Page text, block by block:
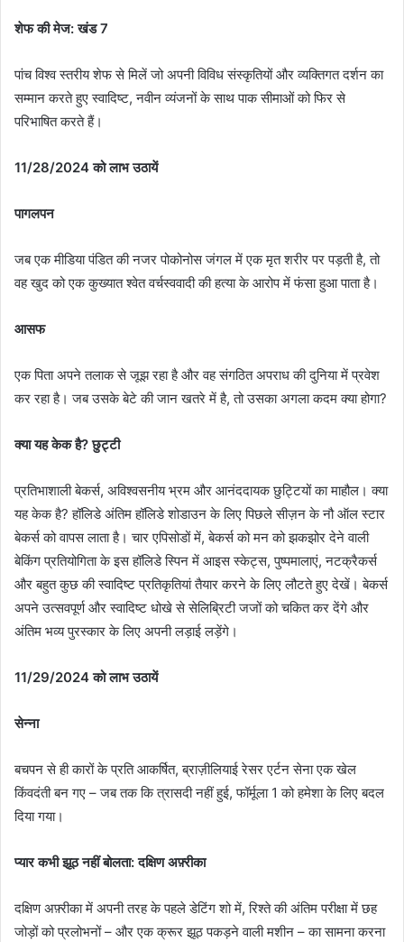
शेफ की मेज: खंड 7
पांच विश्व स्तरीय शेफ से मिलें जो अपनी विविध संस्कृतियों और व्यक्तिगत दर्शन का
सम्मान करते हुए स्वादिष्ट, नवीन व्यंजनों के साथ पाक सीमाओं को फिर से
परिभाषित करते हैं।
11/28/2024 को लाभ उठायें
पागलपन
जब एक मीडिया पंडित की नजर पोकोनोस जंगल में एक मृत शरीर पर पड़ती है, तो
वह खुद को एक कुख्यात श्वेत वर्चस्ववादी की हत्या के आरोप में फंसा हुआ पाता है।
आसफ
एक पिता अपने तलाक से जूझ रहा है और वह संगठित अपराध की दुनिया में प्रवेश
कर रहा है। जब उसके बेटे की जान खतरे में है, तो उसका अगला कदम क्या होगा?
क्या यह केक है? छुट्टी
प्रतिभाशाली बेकर्स, अविश्वसनीय भ्रम और आनंददायक छुट्टियों का माहौल। क्या
यह केक है? हॉलिडे अंतिम हॉलिडे शोडाउन के लिए पिछले सीज़न के नौ ऑल स्टार
बेकर्स को वापस लाता है। चार एपिसोडों में, बेकर्स को मन को झकझोर देने वाली
बेकिंग प्रतियोगिता के इस हॉलिडे स्पिन में आइस स्केट्स, पुष्पमालाएं, नटक्रैकर्स
और बहुत कुछ की स्वादिष्ट प्रतिकृतियां तैयार करने के लिए लौटते हुए देखें। बेकर्स
अपने उत्सवपूर्ण और स्वादिष्ट धोखे से सेलिब्रिटी जजों को चकित कर देंगे और
अंतिम भव्य पुरस्कार के लिए अपनी लड़ाई लड़ेंगे।
11/29/2024 को लाभ उठायें
सेन्ना
बचपन से ही कारों के प्रति आकर्षित, ब्राज़ीलियाई रेसर एर्टन सेना एक खेल
किंवदंती बन गए – जब तक कि त्रासदी नहीं हुई, फॉर्मूला 1 को हमेशा के लिए बदल
दिया गया।
प्यार कभी झूठ नहीं बोलता: दक्षिण अफ़्रीका
दक्षिण अफ़्रीका में अपनी तरह के पहले डेटिंग शो में, रिश्ते की अंतिम परीक्षा में छह
जोड़ों को प्रलोभनों – और एक क्रूर झूठ पकड़ने वाली मशीन – का सामना करना